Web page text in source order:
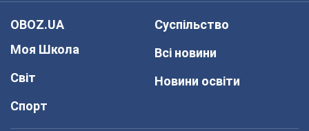
OBOZ.UA
Моя Школа
Світ
Спорт
Суспільство
Всі новини
Новини освіти